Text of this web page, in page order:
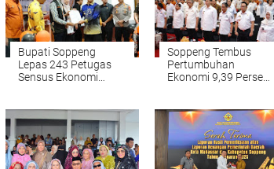
Bupati Soppeng
Lepas 243 Petugas
Sensus Ekonomi
Soppeng Tembus
Pertumbuhan
Ekonomi 9,39 Persen